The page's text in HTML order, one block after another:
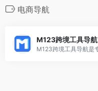
电商导航
M123跨境工具导航